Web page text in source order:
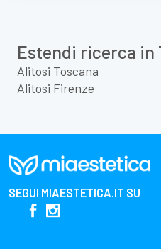
Estendi ricerca in
Alitosi Toscana
Alitosi Firenze
SEGUI MIAESTETICA.IT SU